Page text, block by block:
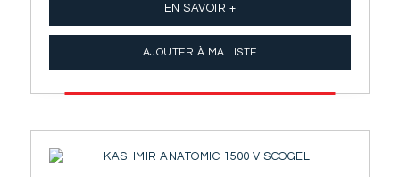
EN SAVOIR +
AJOUTER À MA LISTE